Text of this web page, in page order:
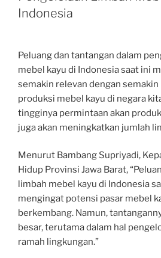
Indonesia
Peluang dan tantangan dalam
mebel kayu di Indonesia saat ini
semakin relevan dengan
produksi mebel kayu di negara
tingginya permintaan akan
juga akan meningkatkan jumlah
Menurut Bambang Supriyadi,
Hidup Provinsi Jawa Barat,
limbah mebel kayu di Indonesia
mengingat potensi pasar mebel
berkembang. Namun,
besar, terutama dalam hal
ramah lingkungan.”